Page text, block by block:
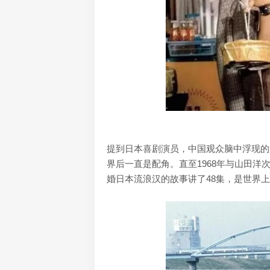
提到日本喜剧演员，中国观众脑中浮现
界后一直是配角。直至1968年与山田洋
婚日本流浪汉的故事讲了48集，是世界